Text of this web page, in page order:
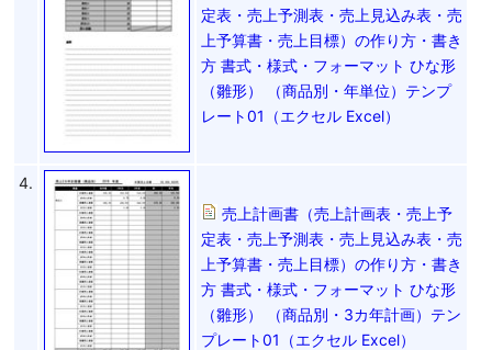
定表・売上予測表・売上見込み表・売
上予算書・売上目標）の作り方・書き
方 書式・様式・フォーマット ひな形
（雛形） （商品別・年単位）テンプ
レート01（エクセル Excel）
4.
売上計画書（売上計画表・売上予
定表・売上予測表・売上見込み表・売
上予算書・売上目標）の作り方・書き
方 書式・様式・フォーマット ひな形
（雛形） （商品別・3カ年計画）テン
プレート01（エクセル Excel）